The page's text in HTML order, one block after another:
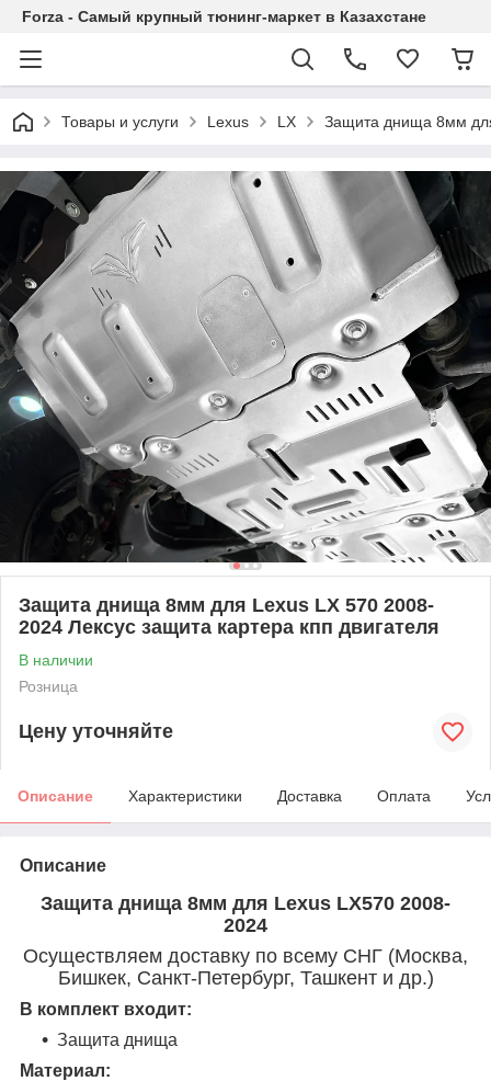
Forza - Самый крупный тюнинг-маркет в Казахстане
Товары и услуги Lexus LX Защита днища 8мм
Защита днища 8мм для Lexus LX 570 2008-
2024 Лексус защита картера кпп двигателя
В наличии
Розница
Цену уточняйте
Описание Характеристики Доставка Оплата
Описание
Защита днища 8мм для Lexus LX570 2008-
2024
Осуществляем доставку по всему СНГ (Москва,
Бишкек, Санкт-Петербург, Ташкент и др.)
В комплект входит:
Защита днища
Материал: